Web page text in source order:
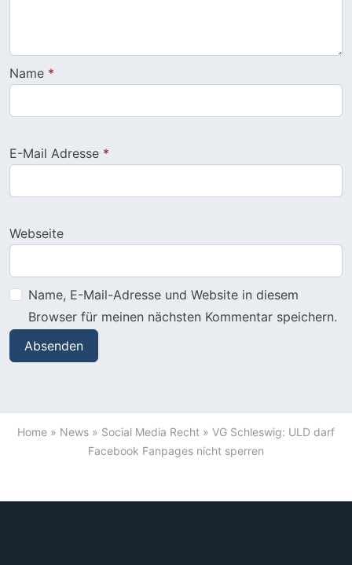
Name *
E-Mail Adresse *
Webseite
Name, E-Mail-Adresse und Website in diesem
Browser für meinen nächsten Kommentar speichern.
Home » News » Social Media Recht » VG Schleswig: ULD darf
Facebook Fanpages nicht sperren